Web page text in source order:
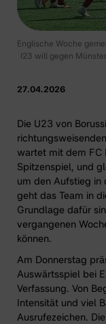
Englische Woche
U23 will gegen
27.04.2026
Die U23 von
wartet mit dem FC
Spitzenspiel, und
um den Aufstieg in
geht das Team in
Grundlage dafür
vergangenen
können.
Am Donnerstag
Auswärtsspiel bei
Verfassung. Von
Intensität und viel
Ausrufezeichen.